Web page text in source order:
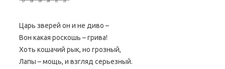
Царь зверей он и не диво –
Вон какая роскошь – грива!
Хоть кошачий рык, но грозный,
Лапы – мощь, и взгляд серьезный.